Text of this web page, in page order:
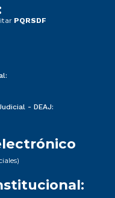
PQRSDF
- DEAJ: